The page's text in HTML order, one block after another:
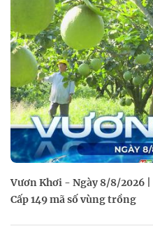
Vươn Khơi - Ngày 8/8/2026
Cấp 149 mã số vùng trồng